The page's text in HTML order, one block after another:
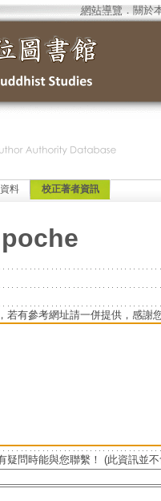
網站導覽 ． 關於
料 校正著者資訊
若有參考網址請一併提供，感謝
疑問時能與您聯繫！ (此資訊並